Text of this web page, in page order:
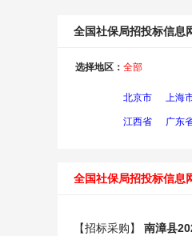
全国社保局招投标信息
选择地区： 全部
北京市 上海
江西省 广东
全国社保局招投标信息
【招标采购】 南漳县